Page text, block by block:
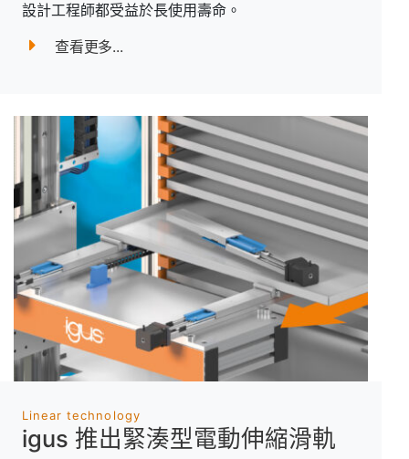
設計工程師都受益於長使用壽命。
查看更多...
Linear technology
igus 推出緊湊型電動伸縮滑軌